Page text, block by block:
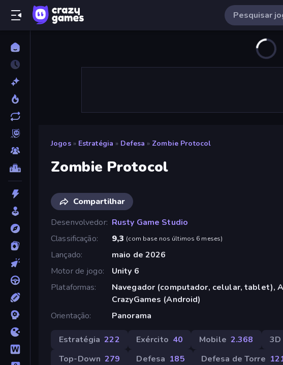
Jogos » Estratégia » Defesa » Zombie Protocol
Zombie Protocol
Compartilhar
Desenvolvedor Rusty Game Studio
Classificação
9,3 (com base nos últimos 6 meses)
Lançado
maio de 2026
Motor de jogo
Unity 6
Plataformas
Navegador (computador, celular, tablet),
CrazyGames (Android)
Orientação
Panorama
Estratégia 222 Exército 40 Mobile 2.368 3D
Top-Down 279 Defesa 185 Defesa de Torre